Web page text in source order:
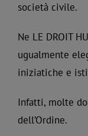
società civile.
Ne LE DROIT
ugualmente
iniziatiche e
Infatti, molte
dell’Ordine.